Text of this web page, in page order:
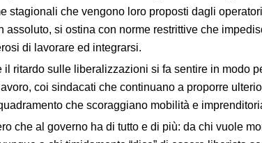
stagionali che vengono loro proposti dagli
assoluto, si ostina con norme restrittive che
di lavorare ed integrarsi.
il ritardo sulle liberalizzazioni si fa sentire in modo
coi sindacati che continuano a proporre
che scoraggiano mobilità e
che al governo ha di tutto e di più: da chi vuole